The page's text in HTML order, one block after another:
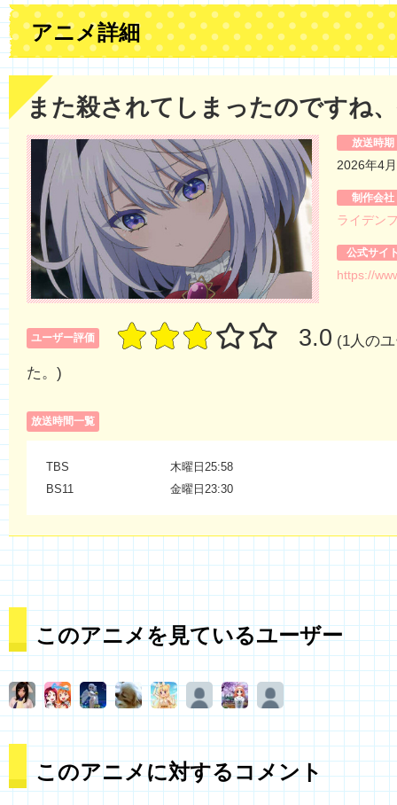
アニメ詳細
また殺されてしまったのですね
放送時期
2026年4
制作会社
ライデン
公式サイ
https://
ユーザー評価 3.0 (1人の
た。)
放送時間一覧
TBS
木曜日25:58
BS11
金曜日23:30
このアニメを見ているユーザー
このアニメに対するコメント